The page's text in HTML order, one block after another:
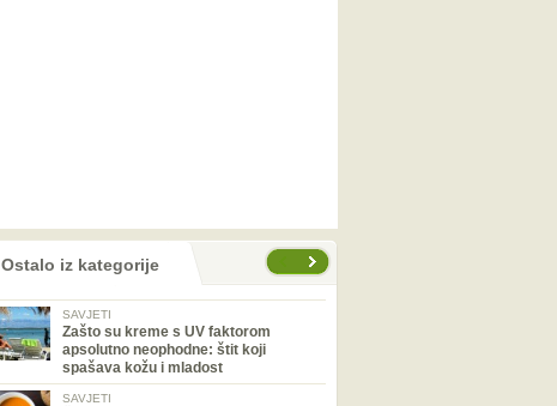
Ostalo iz kategorije
SAVJETI
Zašto su kreme s UV faktorom
apsolutno neophodne: štit koji
spašava kožu i mladost
SAVJETI